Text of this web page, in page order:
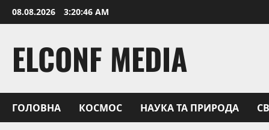
Skip
to
08.08.2026 3:20:48 AM
ELCONF MEDIA
ГОЛОВНА КОСМОС НАУКА ТА ПРИРОДА